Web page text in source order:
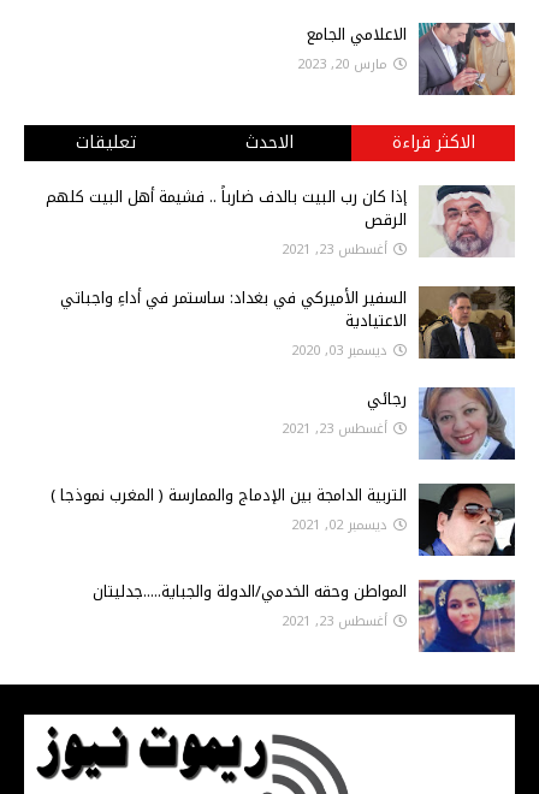
الاعلامي الجامع
مارس 20, 2023
الاكثر قراءة الاحدث تعليقات
إذا كان رب البيت بالدف ضارباً .. فشيمة أهل البيت كلهم
الرقص
أغسطس 23, 2021
السفير الأميركي في بغداد: ساستمر في أداءِ واجباتي
الاعتيادية
ديسمبر 03, 2020
رجائي
أغسطس 23, 2021
التربية الدامجة بين الإدماج والممارسة ( المغرب نموذجا )
ديسمبر 02, 2021
المواطن وحقه الخدمي/الدولة والجباية.....جدليتان
أغسطس 23, 2021